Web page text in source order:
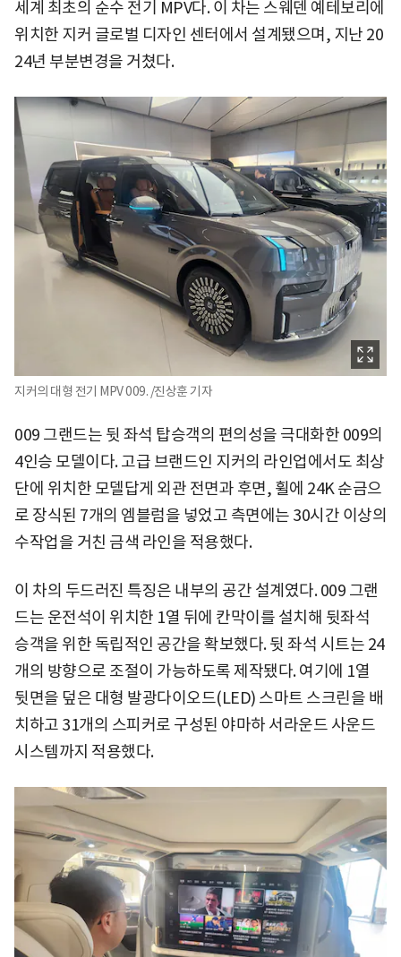
세계 최초의 순수 전기 MPV다. 이 차는 스웨덴 예테보리에
위치한 지커 글로벌 디자인 센터에서 설계됐으며, 지난 20
24년 부분변경을 거쳤다.
지커의 대형 전기 MPV 009. /진상훈 기자
009 그랜드는 뒷 좌석 탑승객의 편의성을 극대화한 009의
4인승 모델이다. 고급 브랜드인 지커의 라인업에서도 최상
단에 위치한 모델답게 외관 전면과 후면, 휠에 24K 순금으
로 장식된 7개의 엠블럼을 넣었고 측면에는 30시간 이상의
수작업을 거친 금색 라인을 적용했다.
이 차의 두드러진 특징은 내부의 공간 설계였다. 009 그랜
드는 운전석이 위치한 1열 뒤에 칸막이를 설치해 뒷좌석
승객을 위한 독립적인 공간을 확보했다. 뒷 좌석 시트는 24
개의 방향으로 조절이 가능하도록 제작됐다. 여기에 1열
뒷면을 덮은 대형 발광다이오드(LED) 스마트 스크린을 배
치하고 31개의 스피커로 구성된 야마하 서라운드 사운드
시스템까지 적용했다.